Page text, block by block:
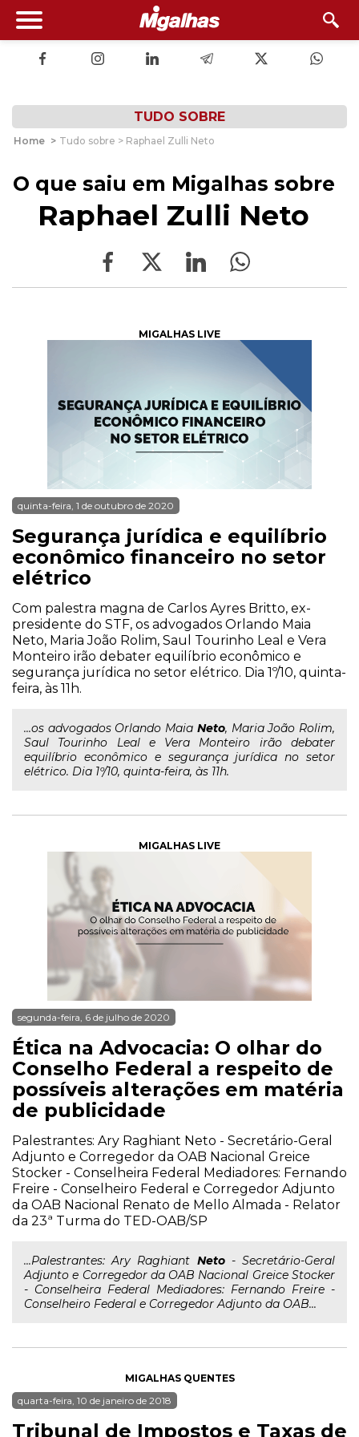
TUDO SOBRE
Home > Tudo sobre > Raphael Zulli Neto
O que saiu em Migalhas sobre
Raphael Zulli Neto
MIGALHAS LIVE
quinta-feira, 1 de outubro de 2020
Segurança jurídica e equilíbrio
econômico financeiro no setor
elétrico
Com palestra magna de Carlos Ayres Britto, ex-
presidente do STF, os advogados Orlando Maia
Neto, Maria João Rolim, Saul Tourinho Leal e Vera
Monteiro irão debater equilíbrio econômico e
segurança jurídica no setor elétrico. Dia 1º/10, quinta-
feira, às 11h.
...os advogados Orlando Maia Neto, Maria João Rolim,
Saul Tourinho Leal e Vera Monteiro irão debater
equilíbrio econômico e segurança jurídica no setor
elétrico. Dia 1º/10, quinta-feira, às 11h.
MIGALHAS LIVE
segunda-feira, 6 de julho de 2020
Ética na Advocacia: O olhar do
Conselho Federal a respeito de
possíveis alterações em matéria
de publicidade
Palestrantes: Ary Raghiant Neto - Secretário-Geral
Adjunto e Corregedor da OAB Nacional Greice
Stocker - Conselheira Federal Mediadores: Fernando
Freire - Conselheiro Federal e Corregedor Adjunto
da OAB Nacional Renato de Mello Almada - Relator
da 23ª Turma do TED-OAB/SP
...Palestrantes: Ary Raghiant Neto- Secretário-Geral
Adjunto e Corregedor da OAB Nacional Greice Stocker
- Conselheira Federal Mediadores: Fernando Freire -
Conselheiro Federal e Corregedor Adjunto da OAB...
MIGALHAS QUENTES
quarta-feira, 10 de janeiro de 2018
Tribunal de Impostos e Taxas de